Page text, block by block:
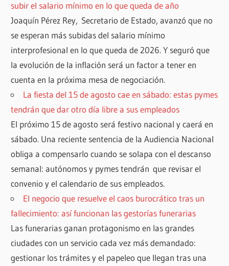
subir el salario mínimo en lo que queda de año
Joaquín Pérez Rey, Secretario de Estado, avanzó que no
se esperan más subidas del salario mínimo
interprofesional en lo que queda de 2026. Y seguró que
la evolución de la inflación será un factor a tener en
cuenta en la próxima mesa de negociación.
La fiesta del 15 de agosto cae en sábado: estas pymes
tendrán que dar otro día libre a sus empleados
El próximo 15 de agosto será festivo nacional y caerá en
sábado. Una reciente sentencia de la Audiencia Nacional
obliga a compensarlo cuando se solapa con el descanso
semanal: autónomos y pymes tendrán que revisar el
convenio y el calendario de sus empleados.
El negocio que resuelve el caos burocrático tras un
fallecimiento: así funcionan las gestorías funerarias
Las funerarias ganan protagonismo en las grandes
ciudades con un servicio cada vez más demandado:
gestionar los trámites y el papeleo que llegan tras una